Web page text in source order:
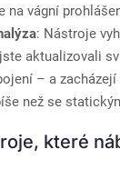
na vágní
: Nástroje
aktualizovali
– a
než se
které